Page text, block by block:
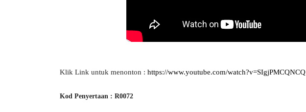
Klik Link untuk menonton : https://www.youtube.com/watch?v=SIgjPMCQNCQ
Kod Penyertaan : R0072